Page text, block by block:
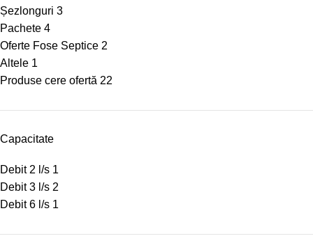
Șezlonguri 3
Pachete 4
Oferte Fose Septice 2
Altele 1
Produse cere ofertă 22
Capacitate
Debit 2 l/s 1
Debit 3 l/s 2
Debit 6 l/s 1